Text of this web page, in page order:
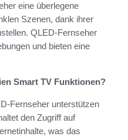
eine überlegene
Szenen, dank ihrer
QLED-Fernseher
und bieten eine
Smart TV Funktionen?
Fernseher unterstützen
den Zugriff auf
was das